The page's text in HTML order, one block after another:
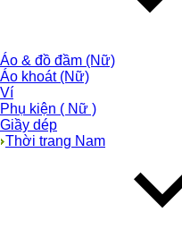
Áo & đồ đầm (Nữ)
Áo khoát (Nữ)
Ví
Phụ kiện ( Nữ )
Giầy dép
Thời trang Nam